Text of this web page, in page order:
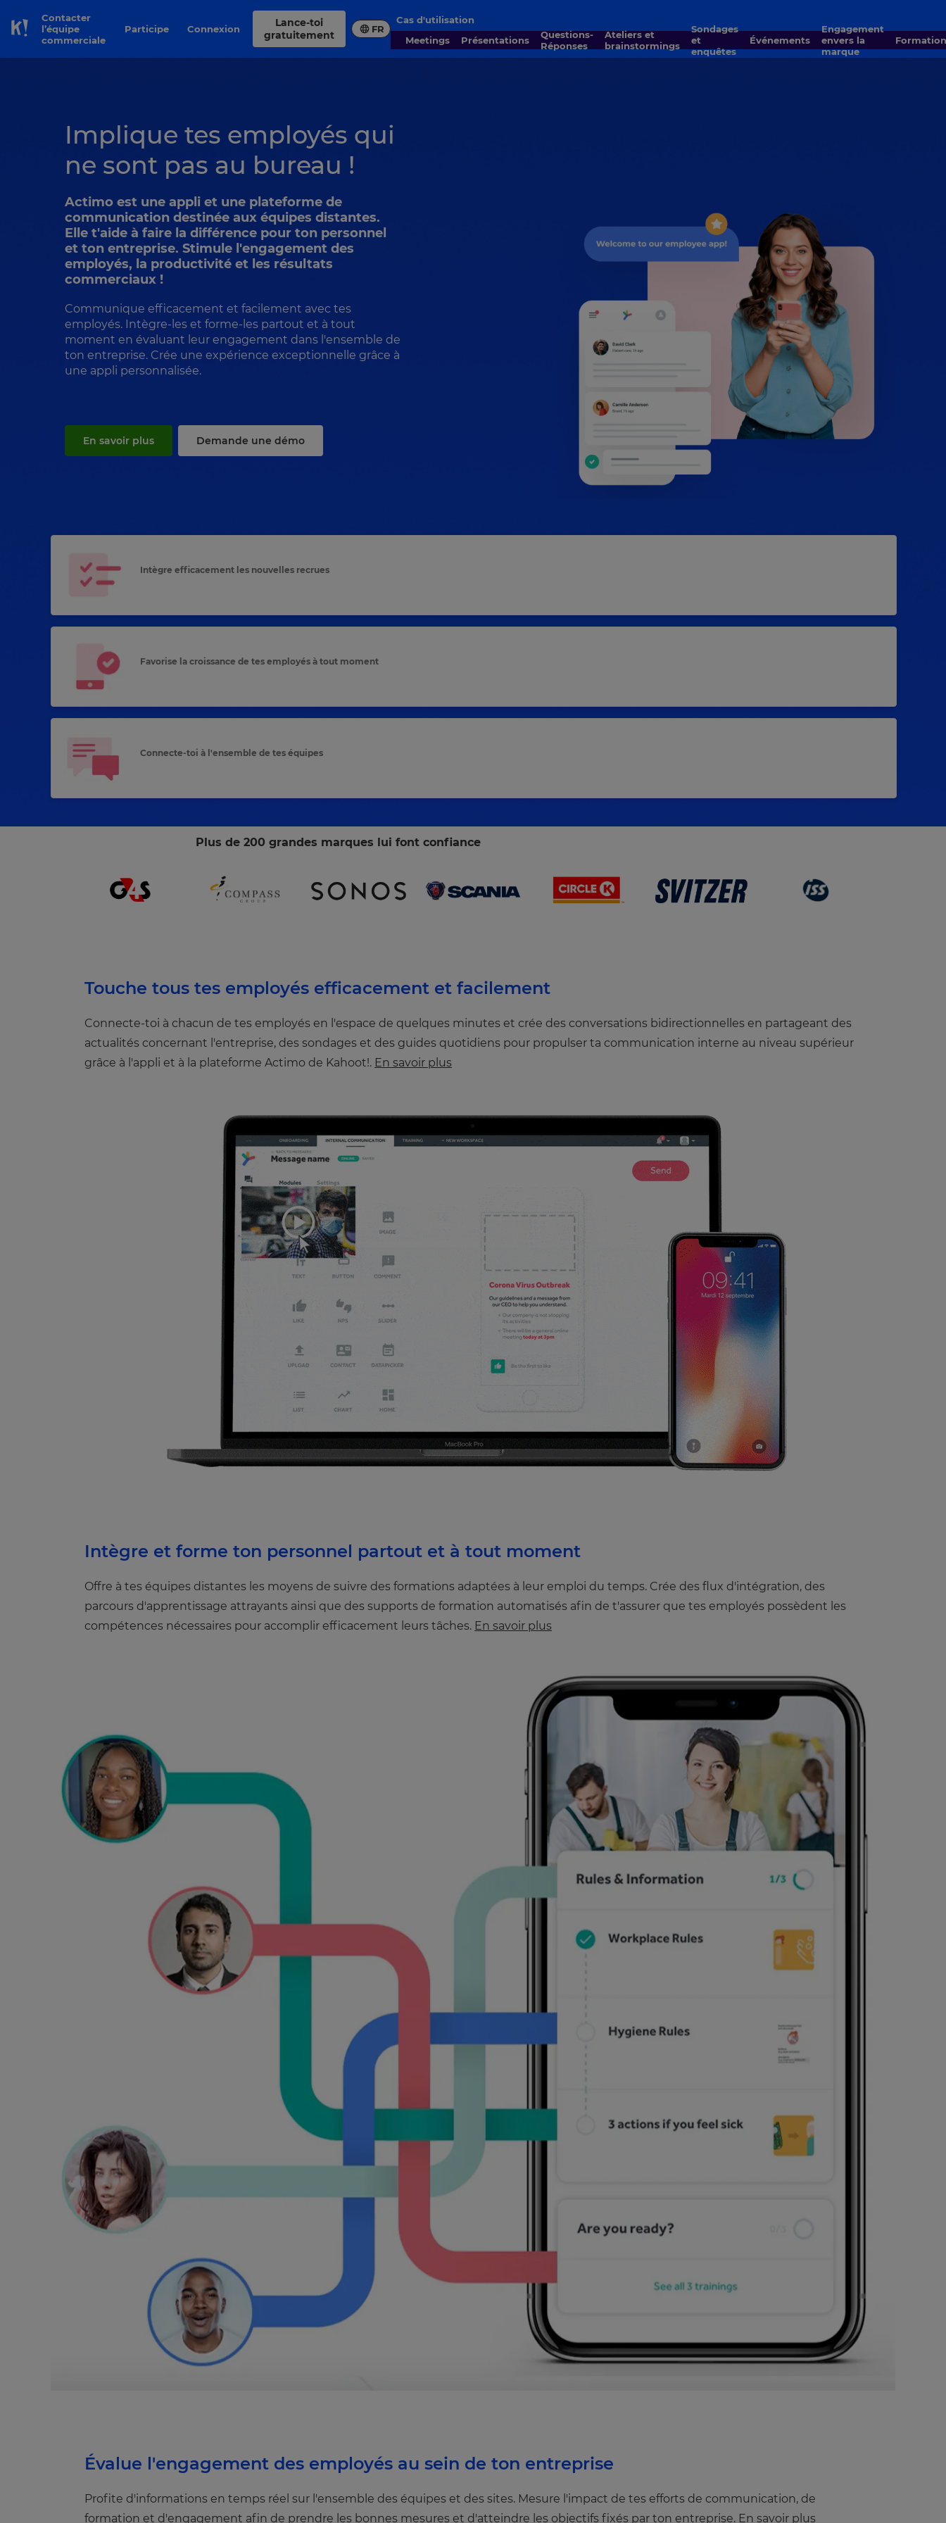
Skip to Page content
Contacter
l’équipe
commerciale
Participe Connexion
Lance-toi
gratuitement
FR
Cas d'utilisation
Meetings
Présentations
Questions-
Réponses
Ateliers et
brainstormings
Sondages
et
enquêtes
Événements
Engagement
envers la
marque
Formation
Implique tes employés qui
ne sont pas au bureau !
Actimo est une appli et une plateforme de
communication destinée aux équipes distantes.
Elle t'aide à faire la différence pour ton personnel
et ton entreprise. Stimule l'engagement des
employés, la productivité et les résultats
commerciaux !
Communique efficacement et facilement avec tes
employés. Intègre-les et forme-les partout et à tout
moment en évaluant leur engagement dans l'ensemble de
ton entreprise. Crée une expérience exceptionnelle grâce à
une appli personnalisée.
En savoir plus Demande une démo
Intègre efficacement les nouvelles recrues
Favorise la croissance de tes employés à tout moment
Connecte-toi à l'ensemble de tes équipes
Plus de 200 grandes marques lui font confiance
Touche tous tes employés efficacement et facilement
Connecte-toi à chacun de tes employés en l'espace de quelques minutes et crée des conversations bidirectionnelles en partageant des
actualités concernant l'entreprise, des sondages et des guides quotidiens pour propulser ta communication interne au niveau supérieur
grâce à l'appli et à la plateforme Actimo de Kahoot!. En savoir plus
Intègre et forme ton personnel partout et à tout moment
Offre à tes équipes distantes les moyens de suivre des formations adaptées à leur emploi du temps. Crée des flux d'intégration, des
parcours d'apprentissage attrayants ainsi que des supports de formation automatisés afin de t'assurer que tes employés possèdent les
compétences nécessaires pour accomplir efficacement leurs tâches. En savoir plus
Évalue l'engagement des employés au sein de ton entreprise
Profite d'informations en temps réel sur l'ensemble des équipes et des sites. Mesure l'impact de tes efforts de communication, de
formation et d'engagement afin de prendre les bonnes mesures et d'atteindre les objectifs fixés par ton entreprise. En savoir plus